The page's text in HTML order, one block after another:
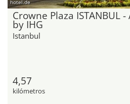
hotel.de
Crowne Plaza ISTANBUL -
by IHG
Istanbul
4,57
kilómetros